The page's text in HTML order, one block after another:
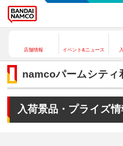
店舗情報 イベント&ニュース
namcoパームシティ
入荷景品・プライズ情